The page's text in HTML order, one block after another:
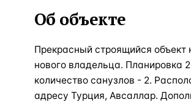
Об объекте
Прекрасный строящийся
нового владельца. Планировка
количество санузлов - 2.
адресу Турция, Авсаллар.